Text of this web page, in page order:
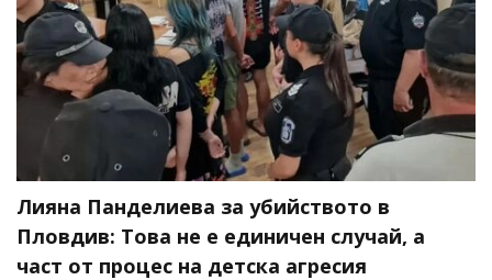
Лияна Панделиева за убийството в
Пловдив: Това не е единичен случай, а
част от процес на детска агресия